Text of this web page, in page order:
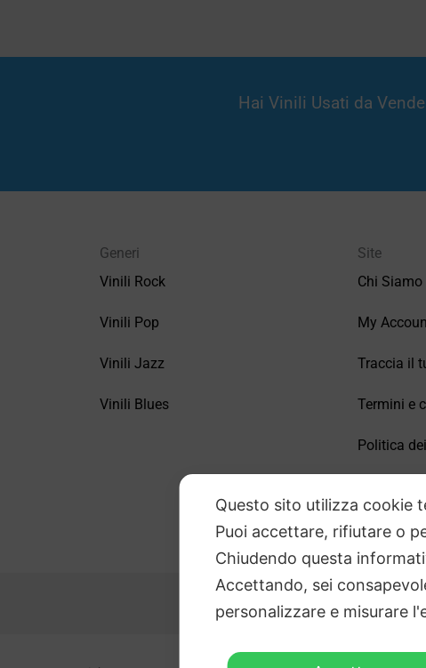
Hai Vinili Usati da
Generi
Vinili Rock
Vinili Pop
Vinili Jazz
Vinili Blues
Site
Chi Siamo
My
Traccia il
Termini e
Politica
Questo sito utilizza cookie
Puoi accettare, rifiutare o
Chiudendo questa
Accettando, sei
personalizzare e misurare